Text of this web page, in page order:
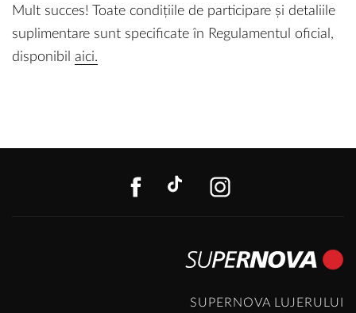
Mult succes! Toate condițiile de participare și detaliile
suplimentare sunt specificate în Regulamentul oficial,
disponibil aici.
FACEBOOK
TIKTOK
SUPERNOVA LUJERULUI